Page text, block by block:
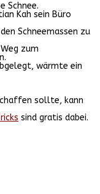
Schnee.
Kah sein Büro
Schneemassen zu
zum
wärmte ein
sollte, kann
sind gratis dabei.